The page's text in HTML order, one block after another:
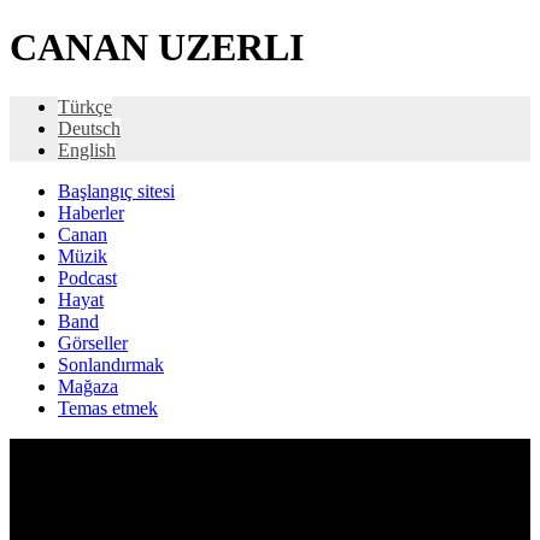
CANAN UZERLI
Türkçe
Deutsch
English
Başlangıç ​​sitesi
Haberler
Canan
Müzik
Podcast
Hayat
Band
Görseller
Sonlandırmak
Mağaza
Temas etmek